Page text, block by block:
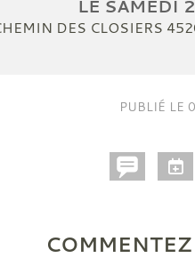
LE SAMEDI
DES CLOSIERS
PUBLIÉ LE